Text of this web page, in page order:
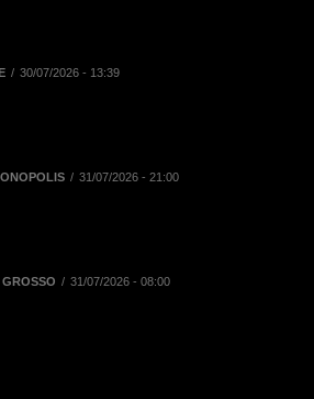
30/07/2026 - 13:39
31/07/2026 - 21:00
31/07/2026 - 08:00